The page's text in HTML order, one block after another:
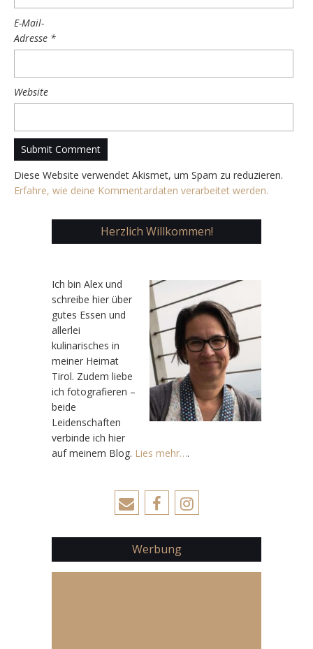
E-Mail-
Adresse *
Website
Diese Website verwendet Akismet, um Spam zu reduzieren.
Erfahre, wie deine Kommentardaten verarbeitet werden.
Herzlich Willkommen!
Ich bin Alex und
schreibe hier über
gutes Essen und
allerlei
kulinarisches in
meiner Heimat
Tirol. Zudem liebe
ich fotografieren –
beide
Leidenschaften
verbinde ich hier
auf meinem Blog. Lies mehr….
Werbung